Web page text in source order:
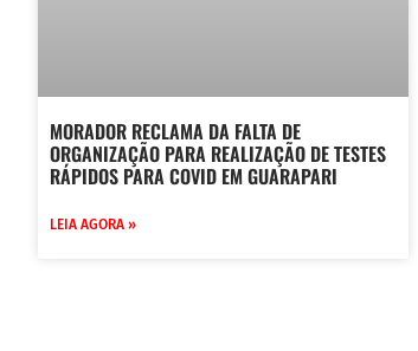
MORADOR RECLAMA DA FALTA DE
ORGANIZAÇÃO PARA REALIZAÇÃO DE TESTES
RÁPIDOS PARA COVID EM GUARAPARI
LEIA AGORA »